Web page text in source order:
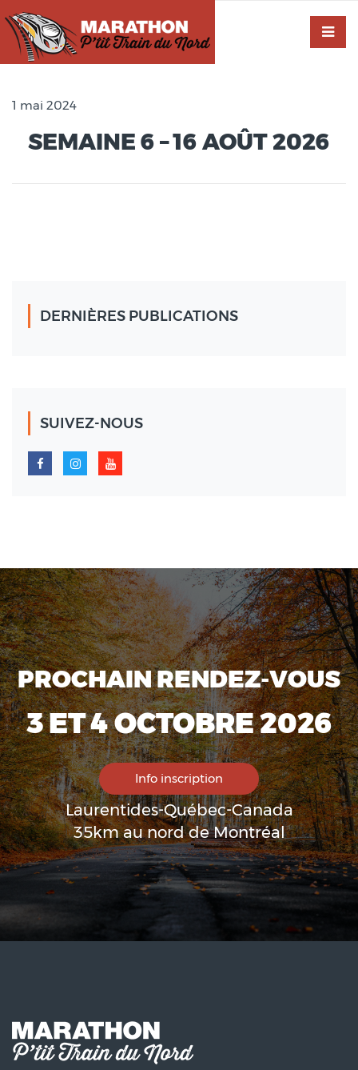
1 mai 2024
SEMAINE 6 – 16 AOÛT 2026
DERNIÈRES PUBLICATIONS
SUIVEZ-NOUS
PROCHAIN RENDEZ-VOUS
3 ET 4 OCTOBRE 2026
Info inscription
Laurentides-Québec-Canada
35km au nord de Montréal